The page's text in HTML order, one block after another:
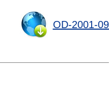
OD-2001-